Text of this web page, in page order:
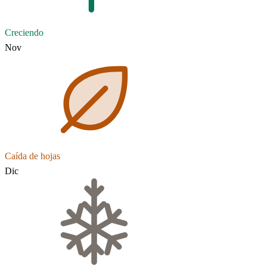
Creciendo
Nov
Caída de hojas
Dic